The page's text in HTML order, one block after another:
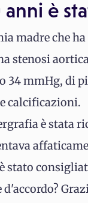
è
madre che
stenosi
34 mmHg, di
calcificazioni.
è stata
stato